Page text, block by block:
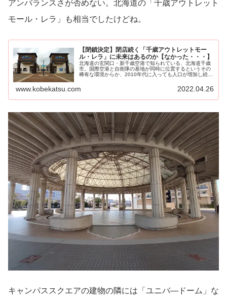
アンバランスさが否めない。北海道の「千歳アウトレット
モール・レラ」も相当でしたけどね。
【閉鎖決定】閉店続く「千歳アウトレットモー
ル・レラ」に未来はあるのか【なかった・・・】
北海道の玄関口・新千歳空港で知られている、北海道千歳
市。国際空港と自衛隊の基地が同時に位置するというその
稀有な環境からか、2010年代に入っても人口が増加し続け
www.kobekatsu.com 2022.04.26
キャンパススクエアの建物の隣には「ユニバ―ドーム」な